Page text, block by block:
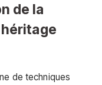
de la
de techniques